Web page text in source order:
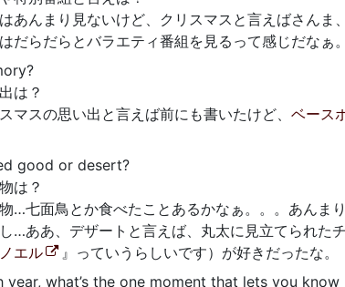
あんまり見ないけど、クリスマスと言えばさんま
だらだらとバラエティ番組を見るって感じだなぁ。
は？
マスの思い出と言えば前にも書いたけど、 ベース
good or desert?
は？
…七面鳥とか食べたことあるかなぁ。。。あんま
…ああ、デザートと言えば、丸太に見立てられた
エル
』っていうらしいです）が好きだったな。
year, what’s the one moment that lets you